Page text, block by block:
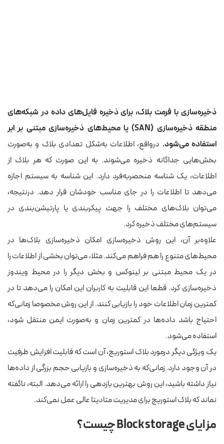
ذخیره‌سازی با فرمت بلاک، برای ذخیره فایل‌های داده در شبکه‌های
منطقه ذخیره‌سازی (SAN) یا محیط‌های ذخیره‌سازی مبتنی بر ابر
استفاده می‌شود. درواقع، اطلاعات به‌شکل تعدادی بلاک و به‌صورت
بخش‌هایی جداگانه ذخیره می‌شوند. به این صورت که هر بلاک از
اطلاعات، یک شناسه منحصربه‌فرد دارد. این شناسه به سیستم اجازه
می‌دهد تا اطلاعات را در جای مناسب خودشان قرار دهد. درنتیجه،
می‌توان بلاک‌های مختلف را جهت پیکربندی یا پارتیشن‌بندی در
سیستم‌های مختلف ذخیره کرد.
علاوه‌بر آن، این روش ذخیره‌سازی امکان ذخیره‌سازی بلاک‌ها در
محیط‌های متنوع را هم فراهم می‌کند. مثلا، می‌توان بخشی از اطلاعات را
در یک محیط مبتنی بر لینوکس و بخش دیگر را در محیط ویندوز
ذخیره‌سازی کرد. قطعا این قابلیت به کاربران این امکان را می‌دهد تا در
کمترین زمان اطلاعات خود را بازیابی کنند. از این روش مخصوصا زمانی‌که
احتیاج باشد داده‌ها در کمترین زمان و به‌صورت ایمن منتقل شود،
استفاده می‌شود.
یک ویژگی دیگر درمورد بلاک استوریج، آن است که قابلیت افزایش ظرفیت
در آن وجود دارد. زمانی‌که به ذخیره‌‌سازی و بازیابی حجم بزرگی از داده‌ها
نیاز داشته باشید، این روش بهترین بازدهی را ارائه می‌دهد. البته، ناگفته
نماند که بلاک استوریج برای مدیریت متادیتا عالی عمل نمی‌کند.
مزایای Block storage چیست؟